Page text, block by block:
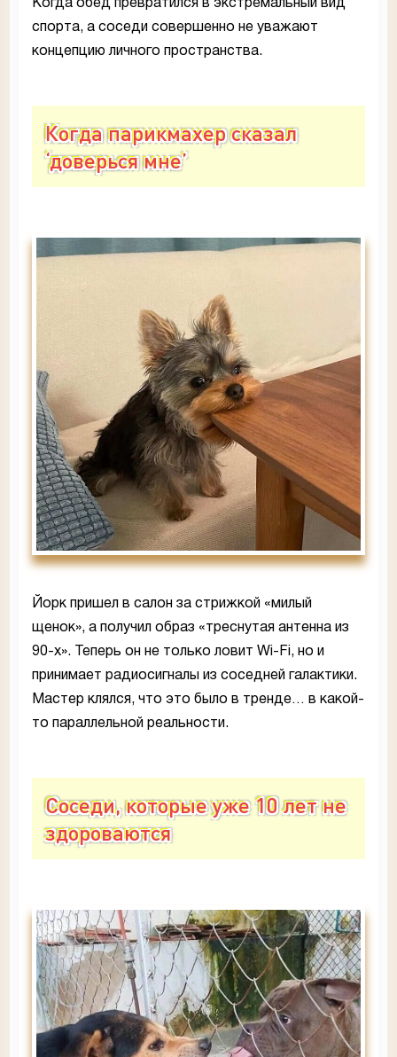
Когда обед превратился в экстремальный вид
спорта, а соседи совершенно не уважают
концепцию личного пространства.
Когда парикмахер сказал
‘доверься мне’
Йорк пришел в салон за стрижкой «милый
щенок», а получил образ «треснутая антенна из
90-х». Теперь он не только ловит Wi-Fi, но и
принимает радиосигналы из соседней галактики.
Мастер клялся, что это было в тренде… в какой-
то параллельной реальности.
Соседи, которые уже 10 лет не
здороваются